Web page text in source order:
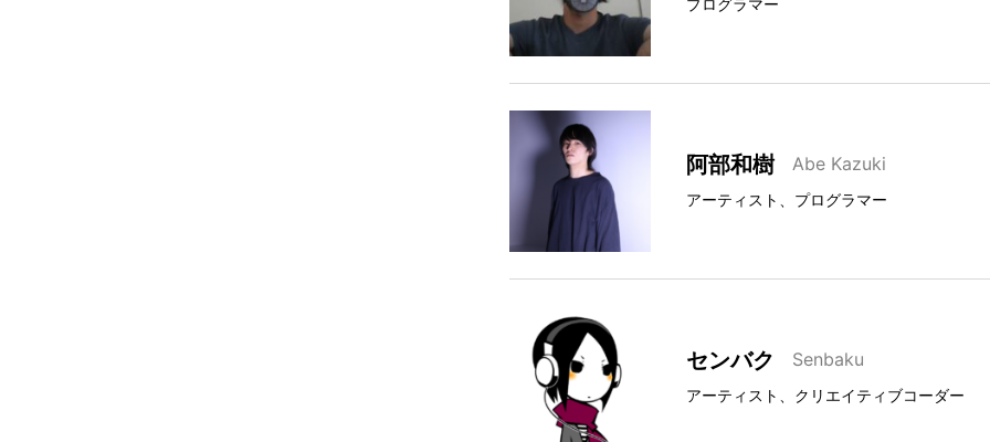
プログラマー
阿部和樹 Abe Kazuki
アーティスト、プログラマー
センバク Senbaku
アーティスト、クリエイティブコーダー